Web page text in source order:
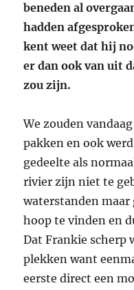
beneden al
hadden
kent weet dat hij
er dan ook van uit
zou zijn.
We zouden
pakken en ook
gedeelte als
rivier zijn niet te
waterstanden
hoop te vinden en
Dat Frankie scherp
plekken want
eerste direct een